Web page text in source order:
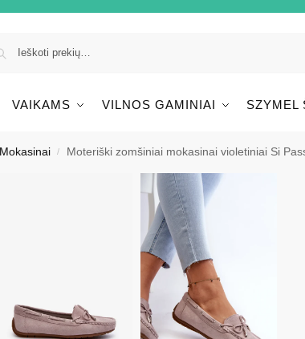
VAIKAMS VILNOS GAMINIAI SZYMEL
Mokasinai / Moteriški zomšiniai mokasinai violetiniai Si